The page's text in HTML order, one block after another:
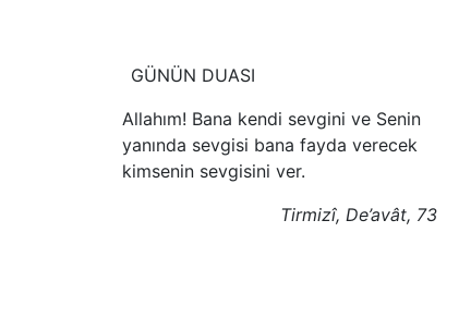
GÜNÜN DUASI
Allahım! Bana kendi sevgini ve Senin
yanında sevgisi bana fayda verecek
kimsenin sevgisini ver.
Tirmizî, De’avât, 73